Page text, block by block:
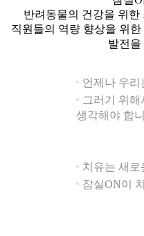
반려동물의 건강을 위
직원들의 역량 향상을 위
발전을
언제나 우리
그러기 위해
생각해야 합
치유는 새로
잠실ON이